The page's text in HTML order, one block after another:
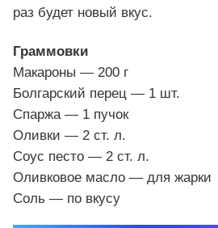
раз будет новый вкус.
Граммовки
Макароны — 200 г
Болгарский перец — 1 шт.
Спаржа — 1 пучок
Оливки — 2 ст. л.
Соус песто — 2 ст. л.
Оливковое масло — для жарки
Соль — по вкусу